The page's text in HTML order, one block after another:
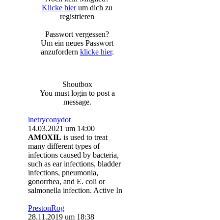
Klicke hierum dich zu
registrieren
Passwort vergessen?
Um ein neues Passwort
anzufordern klicke hier.
Shoutbox
You must login to post a
message.
inetryconydot
14.03.2021 um 14:00
AMOXIL is used to treat
many different types of
infections caused by bacteria,
such as ear infections, bladder
infections, pneumonia,
gonorrhea, and E. coli or
salmonella infection. Active In
PrestonRog
28.11.2019 um 18:38